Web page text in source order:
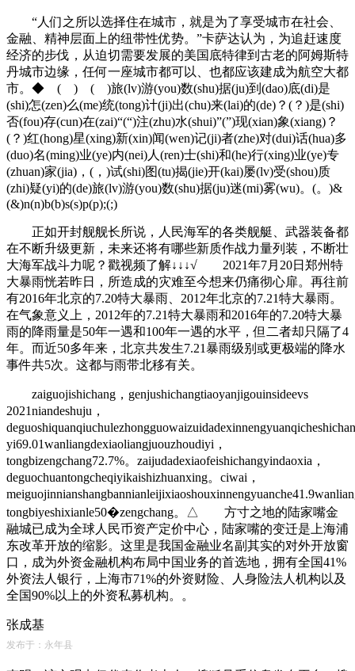
“人们之所以选择住在城市，就是为了享受城市在社会、
金融、精神层面上的纽带性优势。”卡萨达认为，为追赶速度
经济的步伐，从迫切需要发展的美国底特律到古老的阿姆斯特
丹城市边缘，任何一座城市都可以、也都应该建成为航空大都
市。◆ ( ) ( )旅(lv)游(you)数(shu)据(ju)到(dao)底(di)是
(shi)怎(zen)么(me)统(tong)计(ji)出(chu)来(lai)的(de)？(？)是(shi)
否(fou)存(cun)在(zai)“(“)注(zhu)水(shui)”(”)现(xian)象(xiang)？
(？)红(hong)星(xing)新(xin)闻(wen)记(ji)者(zhe)对(dui)话(hua)多
(duo)名(ming)业(ye)内(nei)人(ren)士(shi)和(he)行(xing)业(ye)专
(zhuan)家(jia)，(，)试(shi)图(tu)揭(jie)开(kai)屡(lv)受(shou)质
(zhi)疑(yi)的(de)旅(lv)游(you)数(shu)据(ju)迷(mi)雾(wu)。(。)&
(&)n(n)b(b)s(s)p(p);(;)
正如开封舰舰长所说，人民海军的各类舰艇、武器装备都
在不断升级更新，未来还将有哪些新质作战力量列装，不断壮
大海军战斗力呢？戳视频了解↓↓↓√ 2021年7月20日郑州特
大暴雨恍若昨日，所造成的灾难至今想来仍痛彻心扉。再往前
有2016年北京的7.20特大暴雨、2012年北京的7.21特大暴雨。
在气象意义上，2012年的7.21特大暴雨和2016年的7.20特大暴
雨的降雨量是50年一遇和100年一遇的水平，但二者却只隔了4
年。而近50多年来，北京共发生7.21暴雨级别或更极端的降水
事件共5次。这都与雨带北移有关。
zaiguojishichang，genjushichangtiaoyanjigouinsideevs
2021niandeshuju，
yi69.01wanliangdexiaoliangjuouzhoudiyi，
tongbizengchang72.7%。zaijudadexiaofeishichangyindaoxia，
deguochuantongcheqiyikaishizhuanxing。ciwai，
tongbiyeshixianle50�zengchang。△ 方寸之地的陆家嘴金
融城已成为全球人民币资产定价中心，陆家嘴的变迁是上海浦
东改革开放的缩影。这里是我国金融业名副其实的对外开放窗
口，成为外资金融机构布局中国业务的首选地，拥有全国41%
外资法人银行，上海市71%的外资财险、人身险法人机构以及
全国90%以上的外资私募机构。。
张成基
发布于：永年县